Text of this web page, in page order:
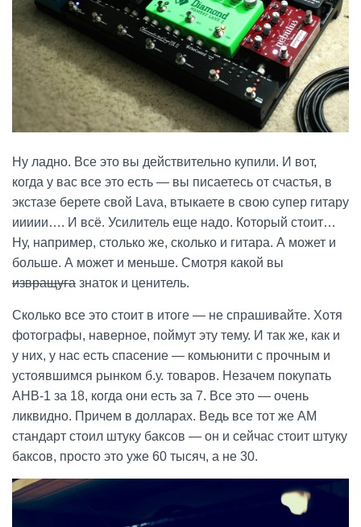
Ну ладно. Все это вы действительно купили. И вот,
когда у вас все это есть — вы писаетесь от счастья, в
экстазе берете свой Lava, втыкаете в свою супер гитару
иииии…. И всё. Усилитель еще надо. Который стоит…
Ну, например, столько же, сколько и гитара. А может и
больше. А может и меньше. Смотря какой вы
извращуга знаток и ценитель.
Сколько все это стоит в итоге — не спрашивайте. Хотя
фотографы, наверное, поймут эту тему. И так же, как и
у них, у нас есть спасение — комьюнити с прочным и
устоявшимся рынком б.у. товаров. Незачем покупать
AHB-1 за 18, когда они есть за 7. Все это — очень
ликвидно. Причем в долларах. Ведь все тот же АМ
стандарт стоил штуку баксов — он и сейчас стоит штуку
баксов, просто это уже 60 тысяч, а не 30.